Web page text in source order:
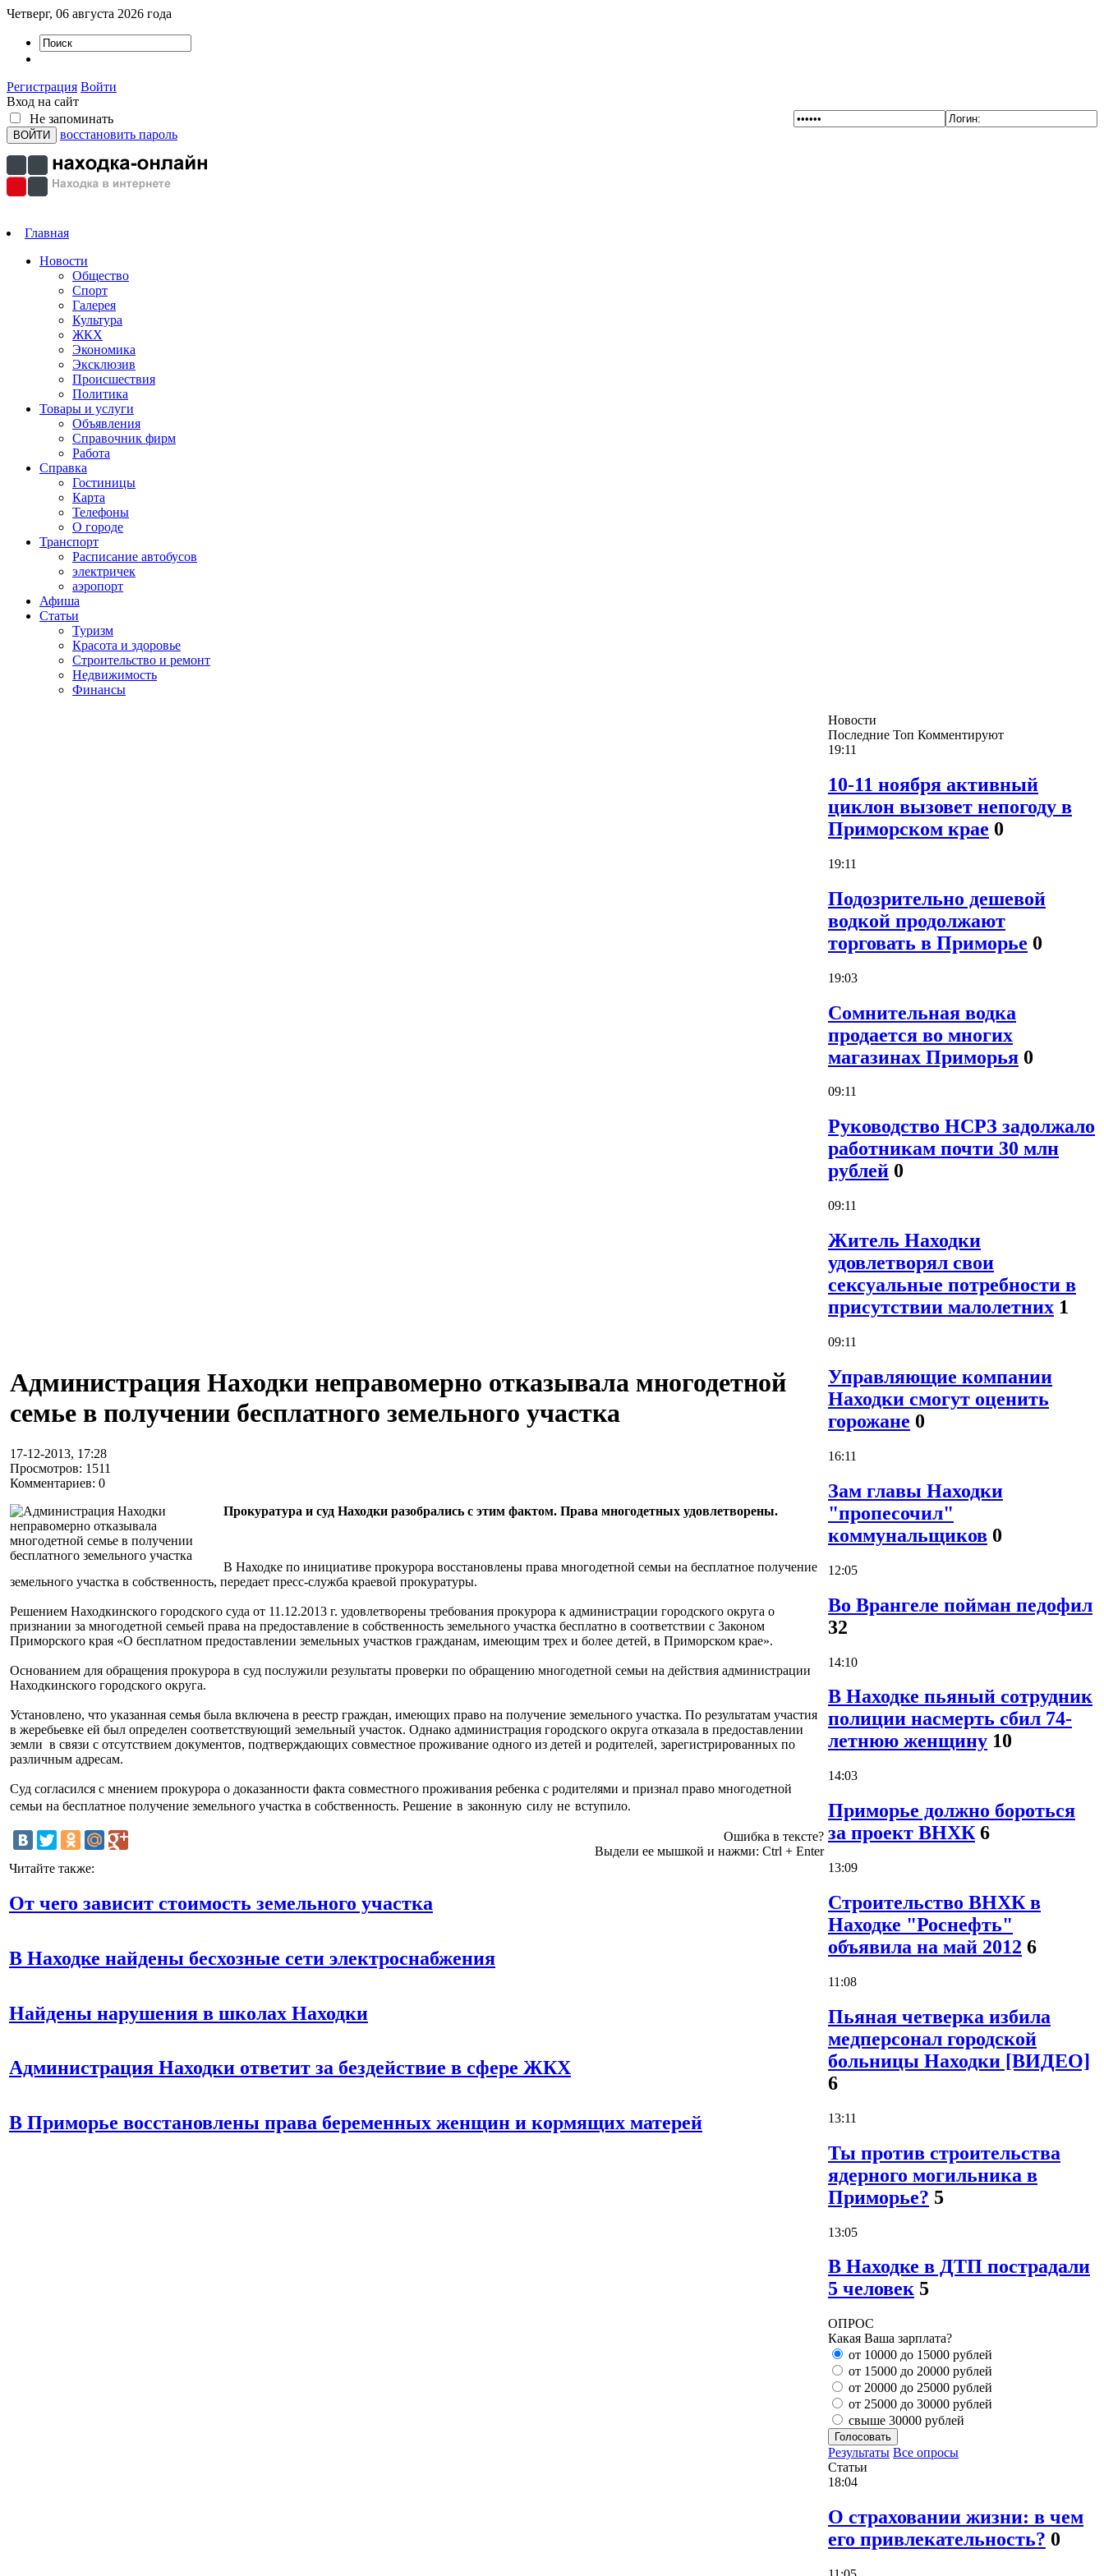
Четверг, 06 августа 2026 года
Регистрация Войти
Вход на сайт
Не запоминать
восстановить пароль
Главная
Новости
Общество
Спорт
Галерея
Культура
ЖКХ
Экономика
Эксклюзив
Проиcшествия
Политика
Товары и услуги
Объявления
Справочник фирм
Работа
Справка
Гостиницы
Карта
Телефоны
О городе
Транспорт
Расписание автобусов
электричек
аэропорт
Афиша
Статьи
Туризм
Красота и здоровье
Строительство и ремонт
Недвижимость
Финансы
Администрация Находки неправомерно отказывала многодетной
семье в получении бесплатного земельного участка
17-12-2013, 17:28
Просмотров: 1511
Комментариев: 0
Прокуратура и суд Находки разобрались с этим фактом. Права многодетных удовлетворены.
В Находке по инициативе прокурора восстановлены права многодетной семьи на бесплатное получение
земельного участка в собственность, передает пресс-служба краевой прокуратуры.
Решением Находкинского городского суда от 11.12.2013 г. удовлетворены требования прокурора к администрации городского округа о
признании за многодетной семьей права на предоставление в собственность земельного участка бесплатно в соответствии с Законом
Приморского края «О бесплатном предоставлении земельных участков гражданам, имеющим трех и более детей, в Приморском крае».
Основанием для обращения прокурора в суд послужили результаты проверки по обращению многодетной семьи на действия администрации
Находкинского городского округа.
Установлено, что указанная семья была включена в реестр граждан, имеющих право на получение земельного участка. По результатам участия
в жеребьевке ей был определен соответствующий земельный участок. Однако администрация городского округа отказала в предоставлении
земли в связи с отсутствием документов, подтверждающих совместное проживание одного из детей и родителей, зарегистрированных по
различным адресам.
Суд согласился с мнением прокурора о доказанности факта совместного проживания ребенка с родителями и признал право многодетной
семьи на бесплатное получение земельного участка в собственность. Решение в законную силу не вступило.
Ошибка в тексте?
Выдели ее мышкой и нажми: Ctrl + Enter
Читайте также:
От чего зависит стоимость земельного участка
В Находке найдены бесхозные сети электроснабжения
Найдены нарушения в школах Находки
Администрация Находки ответит за бездействие в сфере ЖКХ
В Приморье восстановлены права беременных женщин и кормящих матерей
Новости
Последние Топ Комментируют
19:11
10-11 ноября активный
циклон вызовет непогоду в
Приморском крае 0
19:11
Подозрительно дешевой
водкой продолжают
торговать в Приморье 0
19:03
Сомнительная водка
продается во многих
магазинах Приморья 0
09:11
Руководство НСРЗ задолжало
работникам почти 30 млн
рублей 0
09:11
Житель Находки
удовлетворял свои
сексуальные потребности в
присутствии малолетних 1
09:11
Управляющие компании
Находки смогут оценить
горожане 0
16:11
Зам главы Находки
"пропесочил"
коммунальщиков 0
12:05
Во Врангеле пойман педофил
32
14:10
В Находке пьяный сотрудник
полиции насмерть сбил 74-
летнюю женщину 10
14:03
Приморье должно бороться
за проект ВНХК 6
13:09
Строительство ВНХК в
Находке "Роснефть"
объявила на май 2012 6
11:08
Пьяная четверка избила
медперсонал городской
больницы Находки [ВИДЕО]
6
13:11
Ты против строительства
ядерного могильника в
Приморье? 5
13:05
В Находке в ДТП пострадали
5 человек 5
ОПРОС
Какая Ваша зарплата?
от 10000 до 15000 рублей
от 15000 до 20000 рублей
от 20000 до 25000 рублей
от 25000 до 30000 рублей
свыше 30000 рублей
Голосовать
Результаты Все опросы
Статьи
18:04
О страховании жизни: в чем
его привлекательность? 0